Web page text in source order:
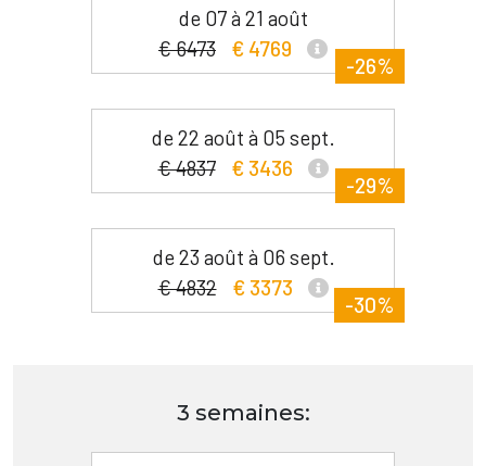
de 07 à 21 août
€ 6473
€ 4769
-26%
de 22 août à 05 sept.
€ 4837
€ 3436
-29%
de 23 août à 06 sept.
€ 4832
€ 3373
-30%
3 semaines: